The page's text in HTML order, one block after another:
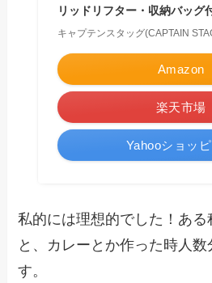
リッドリフター・収納バッグ
キャプテンスタッグ(CAPTAIN
Amazon
楽天市場
Yahooショッ
私的には理想的でした！あ
と、カレーとか作った時人
す。